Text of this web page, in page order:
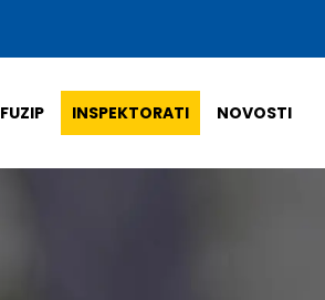
FUZIP INSPEKTORATI NOVOSTI